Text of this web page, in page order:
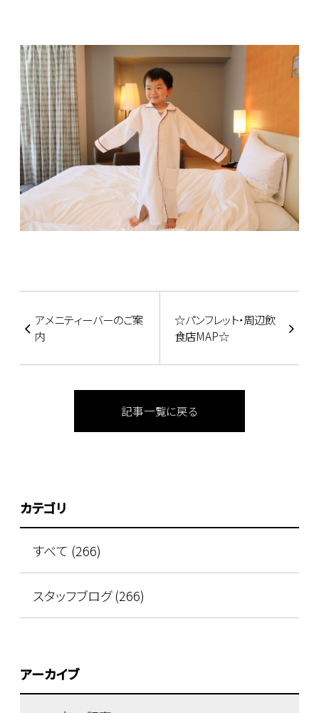
アメニティーバーのご案
内
☆パンフレット・周辺飲
食店MAP☆
記事一覧に戻る
カテゴリ
すべて (266)
スタッフブログ (266)
アーカイブ